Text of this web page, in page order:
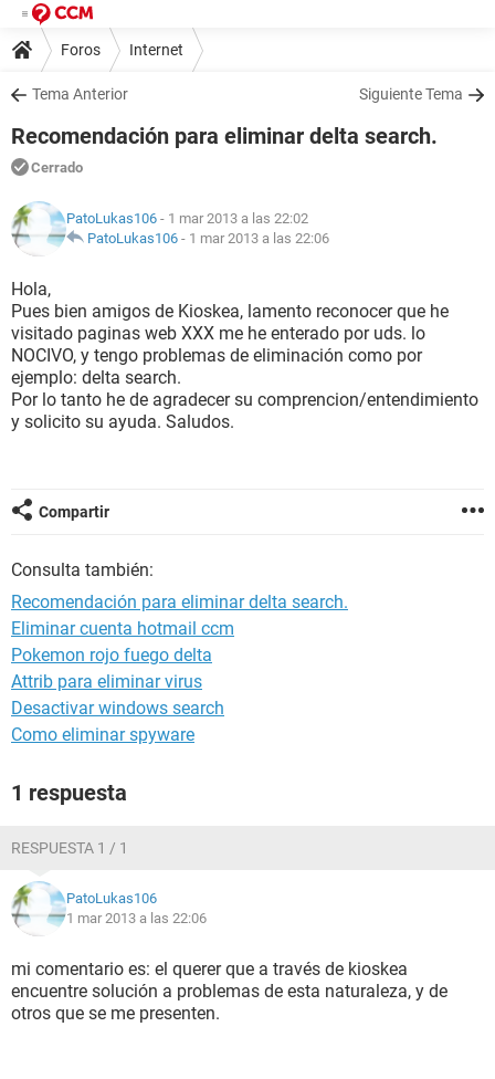
Foros Internet
Tema Anterior Siguiente Tema
Recomendación para eliminar delta search.
Cerrado
PatoLukas106 - 1 mar 2013 a las 22:02
PatoLukas106 - 1 mar 2013 a las 22:06
Hola,
Pues bien amigos de Kioskea, lamento reconocer que he
visitado paginas web XXX me he enterado por uds. lo
NOCIVO, y tengo problemas de eliminación como por
ejemplo: delta search.
Por lo tanto he de agradecer su comprencion/entendimiento
y solicito su ayuda. Saludos.
Compartir
Consulta también:
Recomendación para eliminar delta search.
Eliminar cuenta hotmail ccm
Pokemon rojo fuego delta
Attrib para eliminar virus
Desactivar windows search
Como eliminar spyware
1 respuesta
RESPUESTA 1 / 1
PatoLukas106
1 mar 2013 a las 22:06
mi comentario es: el querer que a través de kioskea
encuentre solución a problemas de esta naturaleza, y de
otros que se me presenten.